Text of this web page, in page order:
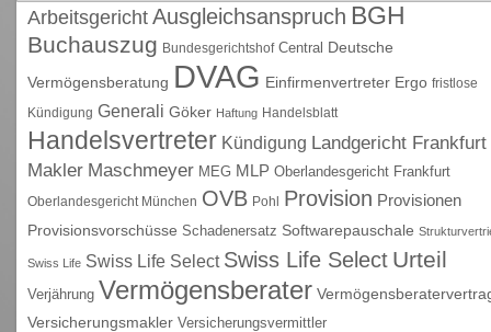
Arbeitsgericht Ausgleichsanspruch BGH
Buchauszug Bundesgerichtshof Central Deutsche
Vermögensberatung DVAG Einfirmenvertreter Ergo fristlose
Kündigung Generali Göker Haftung Handelsblatt
Handelsvertreter Kündigung Landgericht Frankfurt
Makler Maschmeyer MEG MLP Oberlandesgericht Frankfurt
Oberlandesgericht München OVB Pohl Provision Provisionen
Provisionsvorschüsse Schadenersatz Softwarepauschale
Swiss Life Swiss Life Select Swiss Life Select Urteil
Verjährung Vermögensberater
Versicherungsmakler Versicherungsvermittler